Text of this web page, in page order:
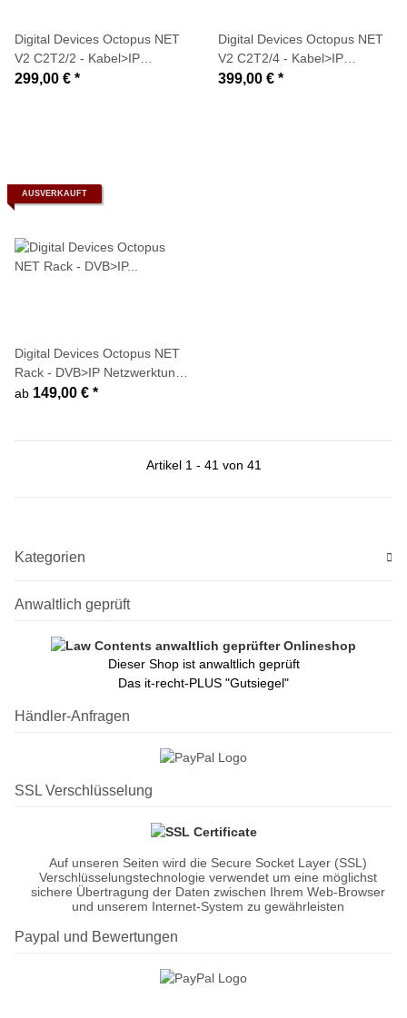
Digital Devices Octopus NET
V2 C2T2/2 - Kabel>IP
Netzwerktuner (2x DVB-C2/T2
299,00 € *
Digital Devices Octopus NET
V2 C2T2/4 - Kabel>IP
Netzwerktuner (4x DVB-C2/T2
399,00 € *
AUSVERKAUFT
Digital Devices Octopus NET
Rack - DVB>IP Netzwerktuner
(DVB-C/C2 - DVB-T/T2 - DVB-
ab 149,00 € *
Artikel 1 - 41 von 41
Kategorien
Anwaltlich geprüft
Dieser Shop ist anwaltlich geprüft
Das it-recht-PLUS "Gutsiegel"
Händler-Anfragen
SSL Verschlüsselung
Auf unseren Seiten wird die Secure Socket Layer (SSL)
Verschlüsselungstechnologie verwendet um eine möglichst
sichere Übertragung der Daten zwischen Ihrem Web-Browser
und unserem Internet-System zu gewährleisten
Paypal und Bewertungen